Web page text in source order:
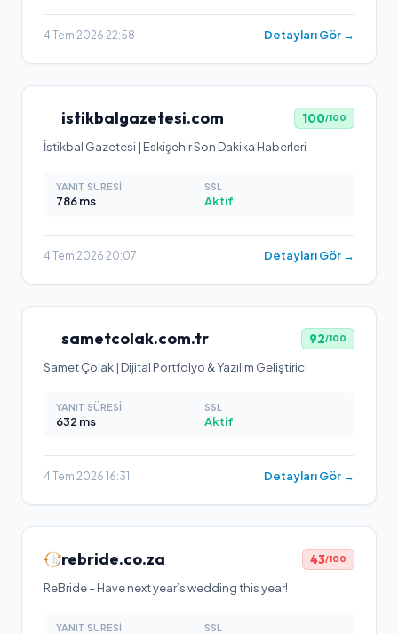
4 Tem 2026 22:58 Detayları Gör →
istikbalgazetesi.com 100/100
İstikbal Gazetesi | Eskişehir Son Dakika Haberleri
YANIT SÜRESI
786ms
SSL
Aktif
4 Tem 2026 20:07 Detayları Gör →
sametcolak.com.tr 92/100
Samet Çolak | Dijital Portfolyo & Yazılım Geliştirici
YANIT SÜRESI
632 ms
SSL
Aktif
4 Tem 2026 16:31 Detayları Gör →
rebride.co.za 43/100
ReBride – Have next year’s wedding this year!
YANIT SÜRESI SSL